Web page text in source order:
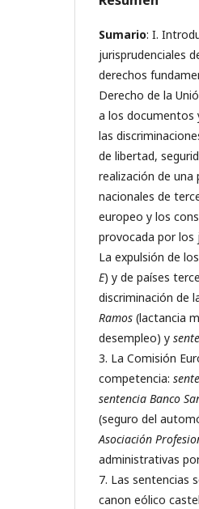
Sumario: I.
jurisprudenciales
derechos
Derecho de la
a los documentos
las
de libertad,
realización de una
nacionales de
europeo y los
provocada por los
La expulsión de
E) y de países
discriminación de
Ramos (lactancia
desempleo) y
3. La Comisión
competencia:
sentencia Banco
(seguro del
Asociación
administrativas
7. Las sentencias
canon eólico